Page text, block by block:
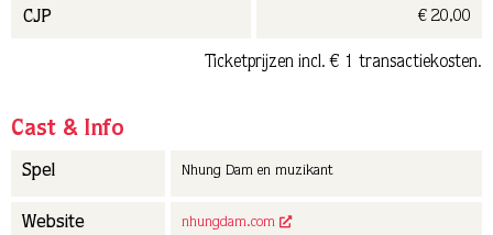
CJP € 20,00
Ticketprijzen incl. € 1 transactiekosten.
Cast & Info
Spel Nhung Dam en muzikant
Website nhungdam.com